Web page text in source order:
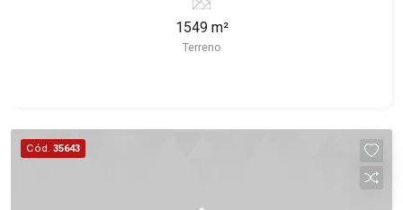
Imobiliária selecionou para você: - 1.549m² de
Martinelli Imobiliária, referência no mercado
1549 m²
Terreno
Cód. 35643